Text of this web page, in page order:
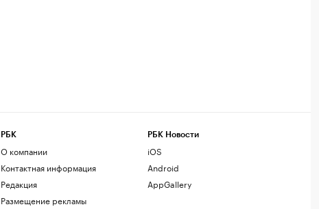
РБК
О компании
Контактная информация
Редакция
Размещение рекламы
РБК Новости
iOS
Android
AppGallery